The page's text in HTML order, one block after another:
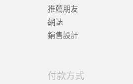
推薦朋友
網誌
銷售設計
付款方式